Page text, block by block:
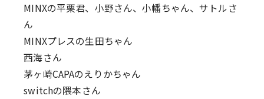
MINXの平栗君、小野さん、小幡ちゃん、サトルさ
ん
MINXプレスの生田ちゃん
西海さん
茅ヶ崎CAPAのえりかちゃん
switchの隈本さん